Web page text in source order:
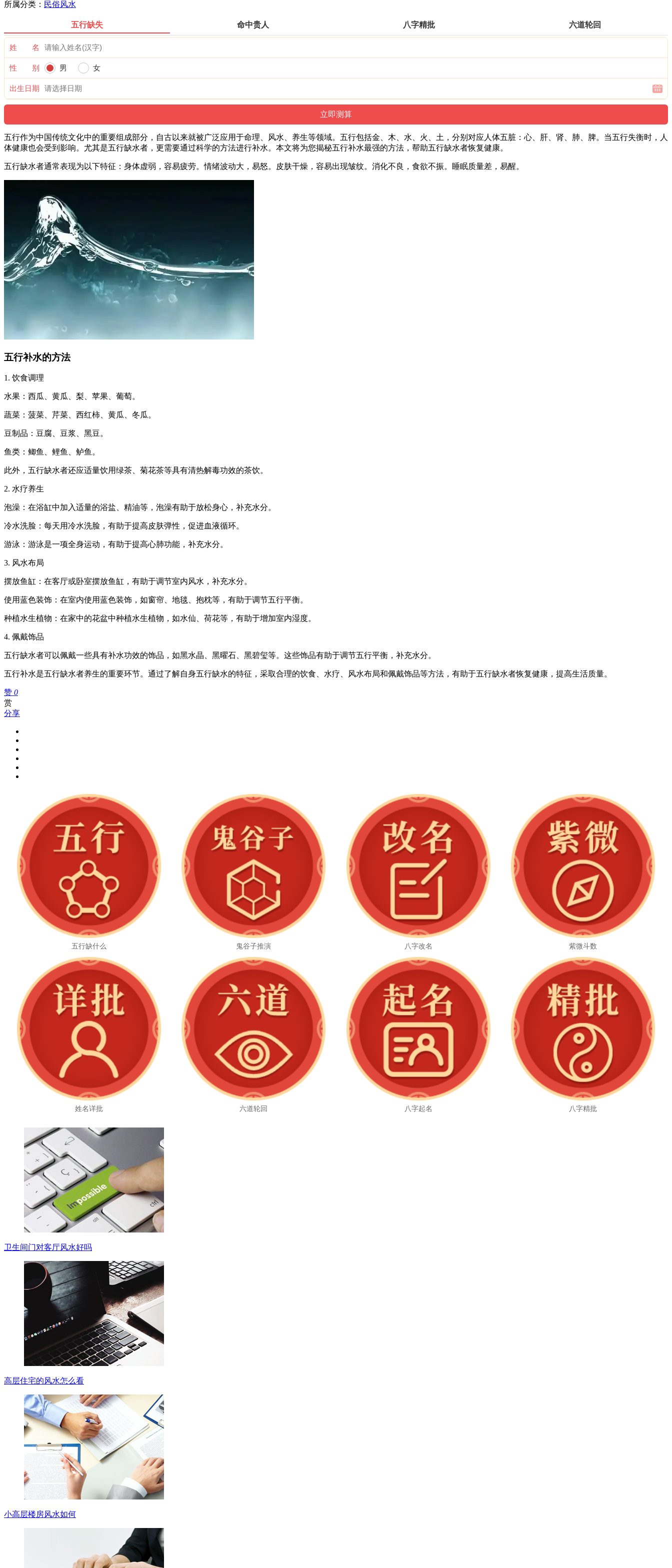
所属分类： 民俗风水
五行缺失 命中贵人 八字精批 六道轮回
姓 名
性 别 男 女
出生日期
五行作为中国传统文化中的重要组成部分，自古以来就被广泛应用于命理、风水、养生等领域。五行包括金、木、水、火、土，分别对应人体五脏：心、肝、肾、肺、脾。当五行失衡时，人
体健康也会受到影响。尤其是五行缺水者，更需要通过科学的方法进行补水。本文将为您揭秘五行补水最强的方法，帮助五行缺水者恢复健康。
五行缺水者通常表现为以下特征：身体虚弱，容易疲劳。情绪波动大，易怒。皮肤干燥，容易出现皱纹。消化不良，食欲不振。睡眠质量差，易醒。
五行补水的方法
1. 饮食调理
水果：西瓜、黄瓜、梨、苹果、葡萄。
蔬菜：菠菜、芹菜、西红柿、黄瓜、冬瓜。
豆制品：豆腐、豆浆、黑豆。
鱼类：鲫鱼、鲤鱼、鲈鱼。
此外，五行缺水者还应适量饮用绿茶、菊花茶等具有清热解毒功效的茶饮。
2. 水疗养生
泡澡：在浴缸中加入适量的浴盐、精油等，泡澡有助于放松身心，补充水分。
冷水洗脸：每天用冷水洗脸，有助于提高皮肤弹性，促进血液循环。
游泳：游泳是一项全身运动，有助于提高心肺功能，补充水分。
3. 风水布局
摆放鱼缸：在客厅或卧室摆放鱼缸，有助于调节室内风水，补充水分。
使用蓝色装饰：在室内使用蓝色装饰，如窗帘、地毯、抱枕等，有助于调节五行平衡。
种植水生植物：在家中的花盆中种植水生植物，如水仙、荷花等，有助于增加室内湿度。
4. 佩戴饰品
五行缺水者可以佩戴一些具有补水功效的饰品，如黑水晶、黑曜石、黑碧玺等。这些饰品有助于调节五行平衡，补充水分。
五行补水是五行缺水者养生的重要环节。通过了解自身五行缺水的特征，采取合理的饮食、水疗、风水布局和佩戴饰品等方法，有助于五行缺水者恢复健康，提高生活质量。
赞 0
赏
分享
五行缺什么 鬼谷子推演 八字改名 紫微斗数
姓名详批 六道轮回 八字起名 八字精批
卫生间门对客厅风水好吗
高层住宅的风水怎么看
小高层楼房风水如何